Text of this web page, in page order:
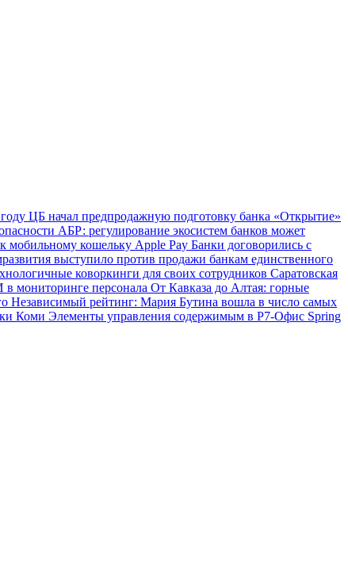
ЦБ начал предпродажную подготовку банка «Открытие»
АБР: регулирование экосистем банков может
мобильному кошельку Apple Pay Банки договорились с
выступило против продажи банкам единственного
коворкинги для своих сотрудников Саратовская
мониторинге персонала От Кавказа до Алтая: горные
Независимый рейтинг: Мария Бутина вошла в число самых
Коми Элементы управления содержимым в Р7-Офис Spring